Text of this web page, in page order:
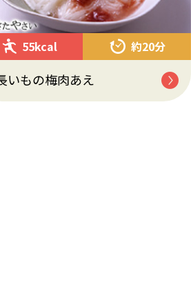
55kcal 約20分
いもの梅肉あえ